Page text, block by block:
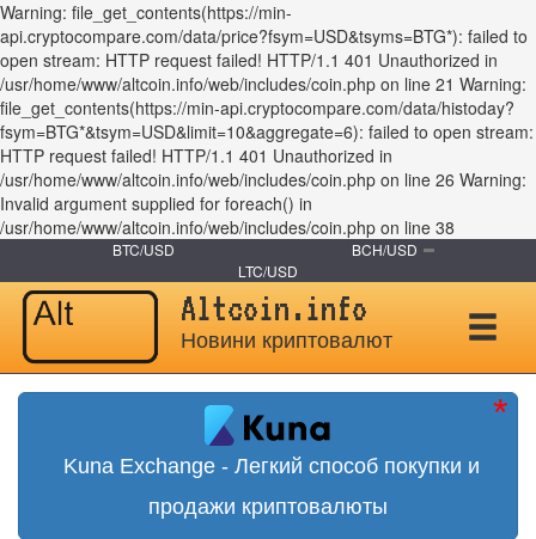
Warning: file_get_contents(https://min-
api.cryptocompare.com/data/price?fsym=USD&tsyms=BTG*): failed to
open stream: HTTP request failed! HTTP/1.1 401 Unauthorized in
/usr/home/www/altcoin.info/web/includes/coin.php on line 21 Warning:
file_get_contents(https://min-api.cryptocompare.com/data/histoday?
fsym=BTG*&tsym=USD&limit=10&aggregate=6): failed to open stream:
HTTP request failed! HTTP/1.1 401 Unauthorized in
/usr/home/www/altcoin.info/web/includes/coin.php on line 26 Warning:
Invalid argument supplied for foreach() in
/usr/home/www/altcoin.info/web/includes/coin.php on line 38
BTC/USD
BCH/USD
LTC/USD
Altcoin.info
Новини криптовалют
Kuna Exchange - Легкий способ покупки и
продажи криптовалюты